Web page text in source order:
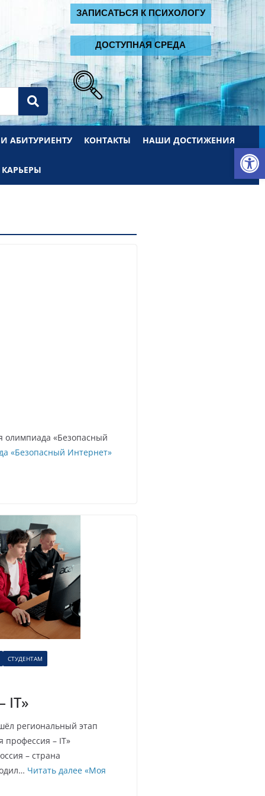
ЗАПИСАТЬСЯ К ПСИХОЛОГУ
ДОСТУПНАЯ СРЕДА
АБИТУРИЕНТУ КОНТАКТЫ НАШИ ДОСТИЖЕНИЯ
олимпиада «Безопасный
«Безопасный Интернет»
СТУДЕНТАМ
IT»
региональный этап
профессия – IT»
– страна
Читать далее«Моя